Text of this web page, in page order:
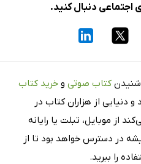
اجتماعی دنبال کنید.
شنیدن کتاب صوتی و خرید کتاب
دنیایی از هزاران کتاب در
از موبایل، تبلت یا رایانه
در دسترس خواهد بود تا از
را ببرید.